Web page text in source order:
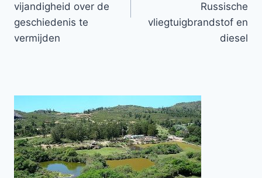
vijandigheid over de
geschiedenis te
vermijden
Russische
vliegtuigbrandstof en
diesel